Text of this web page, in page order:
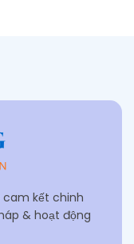
cam kết chinh
& hoạt động